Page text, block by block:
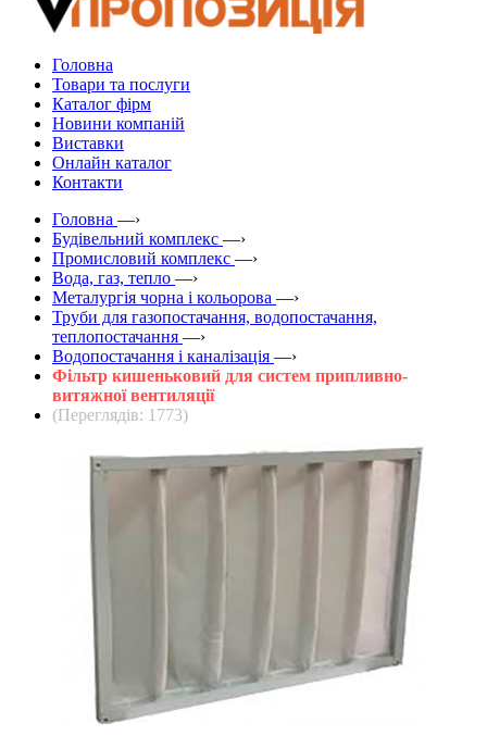
Головна
Товари та послуги
Каталог фірм
Новини компаній
Виставки
Онлайн каталог
Контакти
Головна —›
Будівельний комплекс —›
Промисловий комплекс —›
Вода, газ, тепло —›
Металургія чорна і кольорова —›
Труби для газопостачання, водопостачання,
теплопостачання —›
Водопостачання і каналізація —›
Фільтр кишеньковий для систем припливно-
витяжної вентиляції
(Переглядів: 1773)